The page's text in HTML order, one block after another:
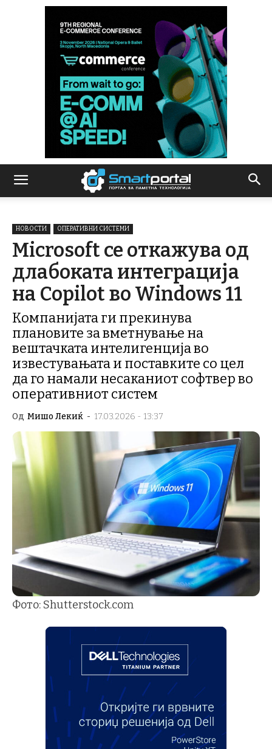
НОВОСТИ ОПЕРАТИВНИ СИСТЕМИ
Microsoft се откажува од
длабоката интеграција
на Copilot во Windows 11
Компанијата ги прекинува
плановите за вметнување на
вештачката интелигенција во
известувањата и поставките со цел
да го намали несаканиот софтвер во
оперативниот систем
Од Мишо Лекиќ - 17.03.2026 - 13:37
Фото: Shutterstock.com